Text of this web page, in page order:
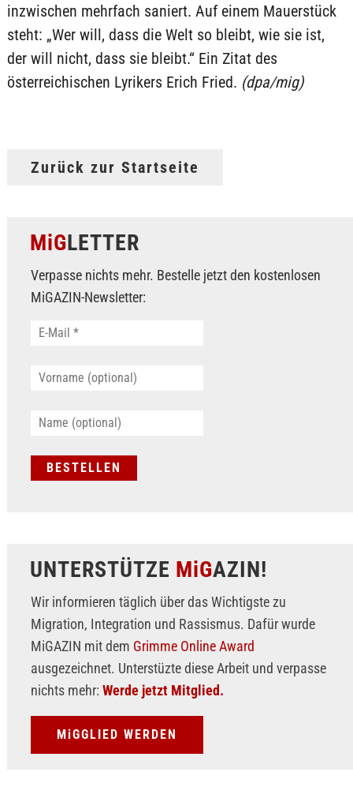
inzwischen mehrfach saniert. Auf einem Mauerstück
steht: „Wer will, dass die Welt so bleibt, wie sie ist,
der will nicht, dass sie bleibt.“ Ein Zitat des
österreichischen Lyrikers Erich Fried. (dpa/mig)
Zurück zur Startseite
MiGLETTER
Verpasse nichts mehr. Bestelle jetzt den kostenlosen
MiGAZIN-Newsletter:
UNTERSTÜTZE MiGAZIN!
Wir informieren täglich über das Wichtigste zu
Migration, Integration und Rassismus. Dafür wurde
MiGAZIN mit dem Grimme Online Award
ausgezeichnet. Unterstüzte diese Arbeit und verpasse
nichts mehr: Werde jetzt Mitglied.
MiGGLIED WERDEN